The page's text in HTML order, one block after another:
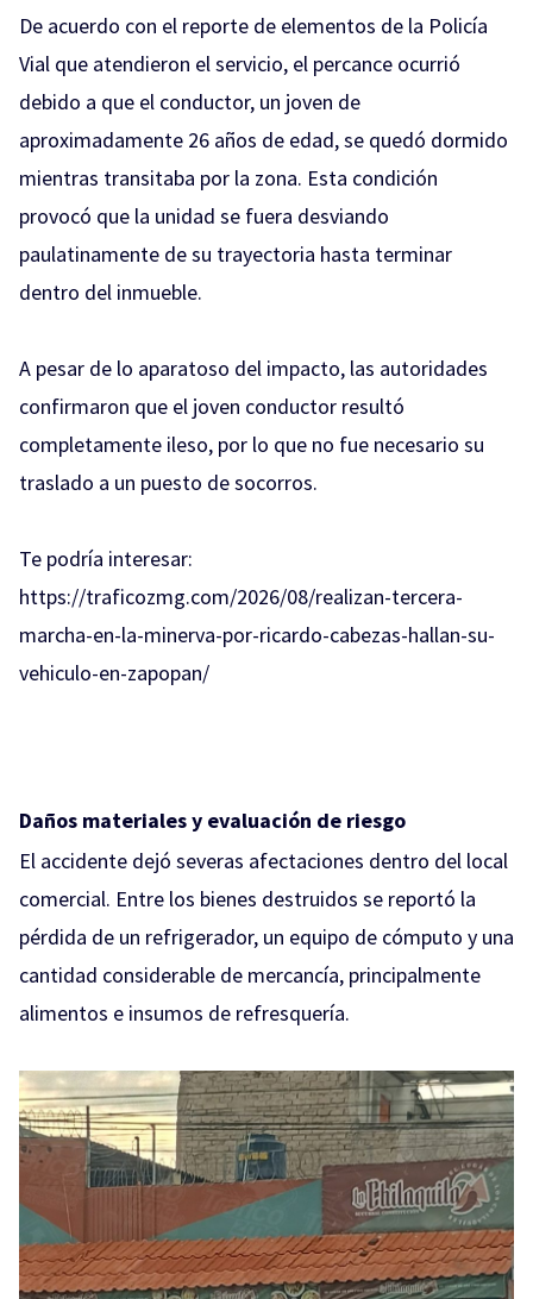
De acuerdo con el reporte de elementos de la Policía
Vial que atendieron el servicio, el percance ocurrió
debido a que el conductor, un joven de
aproximadamente 26 años de edad, se quedó dormido
mientras transitaba por la zona. Esta condición
provocó que la unidad se fuera desviando
paulatinamente de su trayectoria hasta terminar
dentro del inmueble.
A pesar de lo aparatoso del impacto, las autoridades
confirmaron que el joven conductor resultó
completamente ileso, por lo que no fue necesario su
traslado a un puesto de socorros.
Te podría interesar:
https://traficozmg.com/2026/08/realizan-tercera-
marcha-en-la-minerva-por-ricardo-cabezas-hallan-su-
vehiculo-en-zapopan/
Daños materiales y evaluación de riesgo
El accidente dejó severas afectaciones dentro del local
comercial. Entre los bienes destruidos se reportó la
pérdida de un refrigerador, un equipo de cómputo y una
cantidad considerable de mercancía, principalmente
alimentos e insumos de refresquería.